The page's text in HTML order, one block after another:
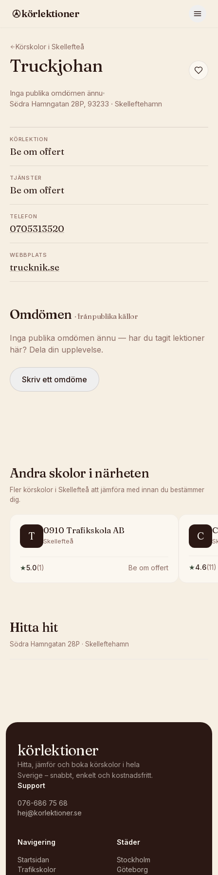
körlektioner
Körskolor i Skellefteå
Truckjohan
Inga publika omdömen ännu
Södra Hamngatan 28P, 93233 · Skelleftehamn
KÖRLEKTION
Be om offert
TJÄNSTER
Be om offert
TELEFON
0705313520
WEBBPLATS
trucknik.se
Omdömen · från publika källor
Inga publika omdömen ännu — har du tagit lektioner
här? Dela din upplevelse.
Skriv ett omdöme
Andra skolor i närheten
Fler körskolor i Skellefteå att jämföra med innan du bestämmer
dig.
T 0910 Trafikskola AB
Skellefteå
★5.0(1) Be om offert
C
★4.6(11)
Hitta hit
Södra Hamngatan 28P · Skelleftehamn
körlektioner
Hitta, jämför och boka körskolor i hela
Sverige – snabbt, enkelt och kostnadsfritt.
Support
076-686 75 68
hej@korlektioner.se
Navigering
Startsidan
Trafikskolor
Städer
Stockholm
Göteborg